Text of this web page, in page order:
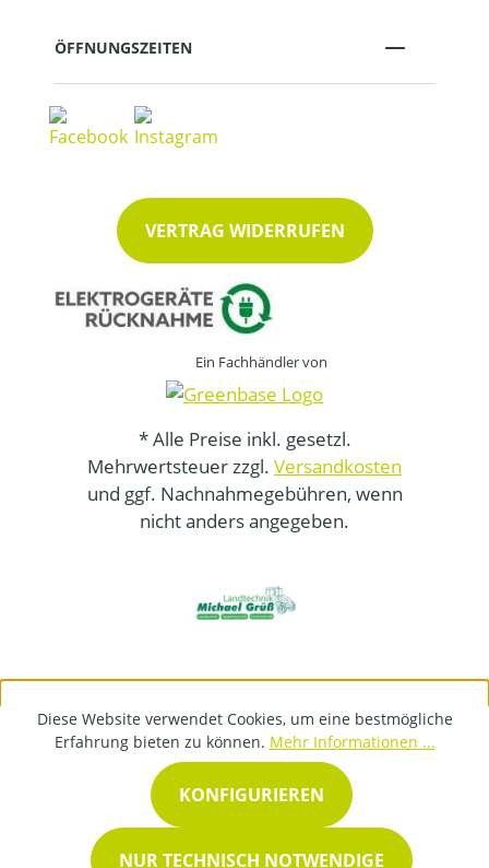
ÖFFNUNGSZEITEN
VERTRAG WIDERRUFEN
Ein Fachhändler von
* Alle Preise inkl. gesetzl.
Mehrwertsteuer zzgl. Versandkosten
und ggf. Nachnahmegebühren, wenn
nicht anders angegeben.
Diese Website verwendet Cookies, um eine bestmögliche
Erfahrung bieten zu können. Mehr Informationen ...
NUR TECHNISCH NOTWENDIGE
KONFIGURIEREN